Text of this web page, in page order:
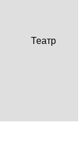
Театр